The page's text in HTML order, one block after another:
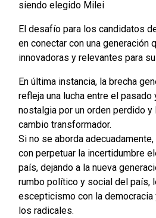
siendo elegido Milei
El desafío para los candidatos
en conectar con una generación
innovadoras y relevantes para
En última instancia, la brecha
refleja una lucha entre el pasado
nostalgia por un orden perdido y
cambio transformador.
Si no se aborda
con perpetuar la incertidumbre
país, dejando a la nueva
rumbo político y social del país,
escepticismo con la democracia
los radicales.